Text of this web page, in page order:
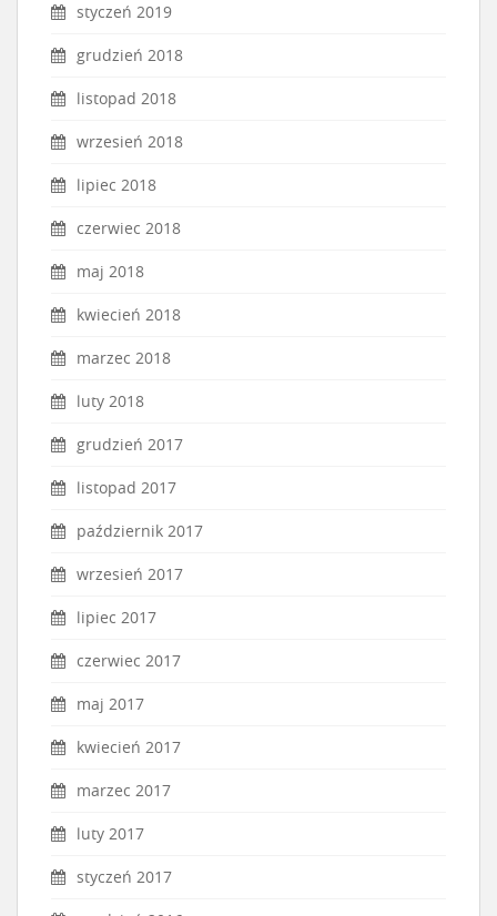
styczeń 2019
grudzień 2018
listopad 2018
wrzesień 2018
lipiec 2018
czerwiec 2018
maj 2018
kwiecień 2018
marzec 2018
luty 2018
grudzień 2017
listopad 2017
październik 2017
wrzesień 2017
lipiec 2017
czerwiec 2017
maj 2017
kwiecień 2017
marzec 2017
luty 2017
styczeń 2017